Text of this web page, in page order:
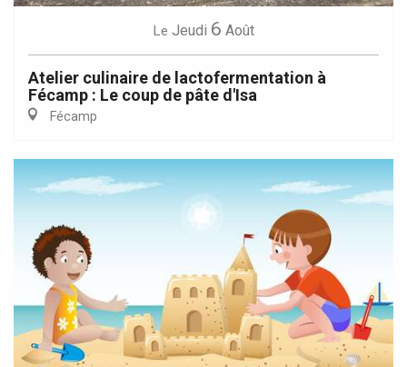
Le Jeudi 6 Août
Atelier culinaire de lactofermentation à
Fécamp : Le coup de pâte d'Isa
Fécamp